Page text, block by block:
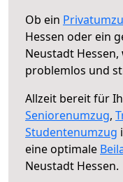
Ob ein
Hessen oder ein
Neustadt Hessen,
problemlos und
Allzeit bereit für
Seniorenumzug,
Studentenumzug
eine optimale
Neustadt Hessen.